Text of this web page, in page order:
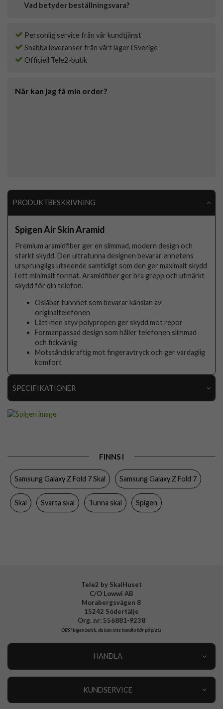
Vad betyder beställningsvara?
Personlig service från vår kundtjänst
Snabba leveranser från vårt lager i Sverige
Officiell Tele2-butik
När kan jag få min order?
PRODUKTBESKRIVNING
Spigen Air Skin Aramid
Premium aramidfiber ger en slimmad, modern design och
starkt skydd. Den ultratunna designen bevarar enhetens
ursprungliga utseende samtidigt som den ger maximalt skydd
i ett minimalt format. Aramidfiber ger bra grepp och utmärkt
skydd för din telefon.
Oslåbar tunnhet som bevarar känslan av
originaltelefonen
Lätt men styv polypropen ger skydd mot repor
Formanpassad design som håller telefonen slimmad
och fickvänlig
Motståndskraftig mot fingeravtryck och ger vardaglig
komfort
SPECIFIKATIONER
Slimmad, Trådlös laddning-kompatibel
Färg Svart
Material
Varumärke
FINNS I
Samsung Galaxy Z Fold 7 Skal Samsung Galaxy Z Fold 7
Skal Svarta skal Tunna skal Spigen
Tele2 by SkalHuset
C/O Lowwi AB
Morabergsvägen 8
15242 Södertälje
Org. nr: 556881-9238
OBS!Ingen butik, du kan inte handla här på plats
HANDLA
KUNDSERVICE